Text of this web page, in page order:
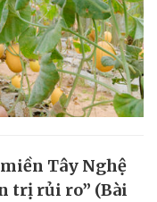
Tây Nghệ
trị rủi ro” (Bài